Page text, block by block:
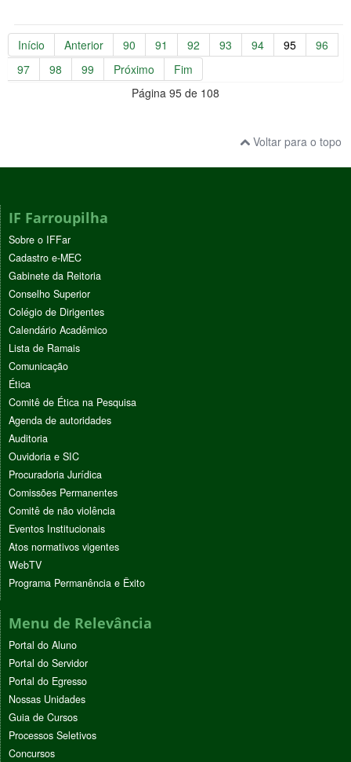
Início Anterior 90 91 92 93 94 95
96
97
98 99 Próximo
Fim
Página 95 de 108
Voltar para o topo
IF Farroupilha
Sobre o IFFar
Cadastro e-MEC
Gabinete da Reitoria
Conselho Superior
Colégio de Dirigentes
Calendário Acadêmico
Lista de Ramais
Comunicação
Ética
Comitê de Ética na Pesquisa
Agenda de autoridades
Auditoria
Ouvidoria e SIC
Procuradoria Jurídica
Comissões Permanentes
Comitê de não violência
Eventos Institucionais
Atos normativos vigentes
WebTV
Programa Permanência e Êxito
Menu de Relevância
Portal do Aluno
Portal do Servidor
Portal do Egresso
Nossas Unidades
Guia de Cursos
Processos Seletivos
Concursos